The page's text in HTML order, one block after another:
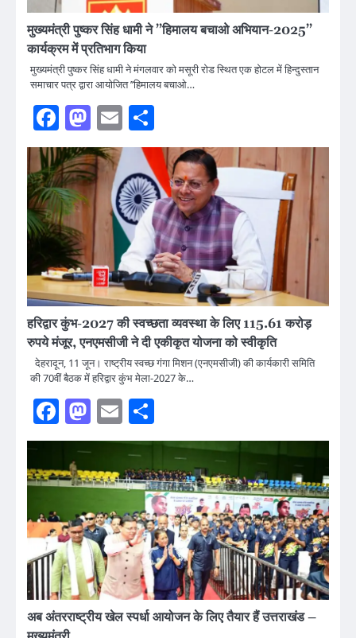
मुख्यमंत्री पुष्कर सिंह धामी ने ’’हिमालय बचाओ अभियान-2025’’
कार्यक्रम में प्रतिभाग किया
मुख्यमंत्री पुष्कर सिंह धामी ने मंगलवार को मसूरी रोड स्थित एक होटल में हिन्दुस्तान
समाचार पत्र द्वारा आयोजित ’’हिमालय बचाओ…
Facebook
Mastodon
Email
हरिद्वार कुंभ-2027 की स्वच्छता व्यवस्था के लिए 115.61 करोड़
रुपये मंजूर, एनएमसीजी ने दी एकीकृत योजना को स्वीकृति
देहरादून, 11 जून। राष्ट्रीय स्वच्छ गंगा मिशन (एनएमसीजी) की कार्यकारी समिति
की 70वीं बैठक में हरिद्वार कुंभ मेला-2027 के…
Facebook
Mastodon
Email
अब अंतरराष्ट्रीय खेल स्पर्धा आयोजन के लिए तैयार हैं उत्तराखंड –